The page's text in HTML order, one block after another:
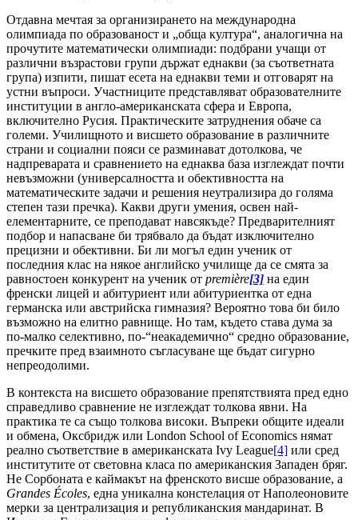
Отдавна мечтая за организирането на международна
олимпиада по образованост и „обща култура“, аналогична на
прочутите математически олимпиади: подбрани учащи от
различни възрастови групи държат еднакви (за съответната
група) изпити, пишат есета на еднакви теми и отговарят на
устни въпроси. Участниците представляват образователните
институции в англо-американската сфера и Европа,
включително Русия. Практическите затруднения обаче са
големи. Училищното и висшето образование в различните
страни и социални пояси се разминават дотолкова, че
надпреварата и сравнението на еднаква база изглеждат почти
невъзможни (универсалността и обективността на
математическите задачи и решения неутрализира до голяма
степен тази пречка). Какви други умения, освен най-
елементарните, се преподават навсякъде? Предварителният
подбор и напасване би трябвало да бъдат изключително
прецизни и обективни. Би ли могъл един ученик от
последния клас на някое английско училище да се смята за
равностоен конкурент на ученик от première[3] на един
френски лицей и абитуриент или абитуриентка от една
германска или австрийска гимназия? Вероятно това би било
възможно на елитно равнище. Но там, където става дума за
по-малко селективно, по-“неакадемично“ средно образование,
пречките пред взаимното съгласуване ще бъдат сигурно
непреодолими.
В контекста на висшето образование препятствията пред едно
справедливо сравнение не изглеждат толкова явни. На
практика те са също толкова високи. Въпреки общите идеали
и обмена, Оксбридж или London School of Economics нямат
реално съответствие в американската Ivy League[4] или сред
институтите от световна класа по американския Западен бряг.
Не Сорбоната е каймакът на френското висше образование, а
Grandes Écoles, една уникална констелация от Наполеоновите
мерки за централизация и републиканския мандаринат. В